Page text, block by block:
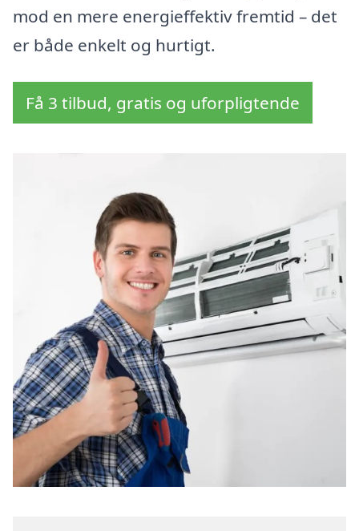
mod en mere energieffektiv fremtid – det
er både enkelt og hurtigt.
Få 3 tilbud, gratis og uforpligtende